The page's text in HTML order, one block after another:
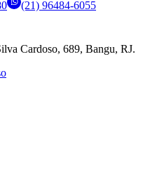
(21) 96484-6055
Cardoso, 689, Bangu, RJ.